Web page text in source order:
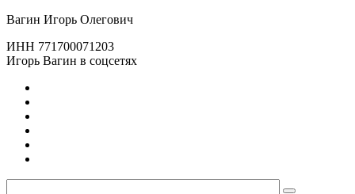
Вагин Игорь Олегович
ИНН 771700071203
Игорь Вагин в соцсетях